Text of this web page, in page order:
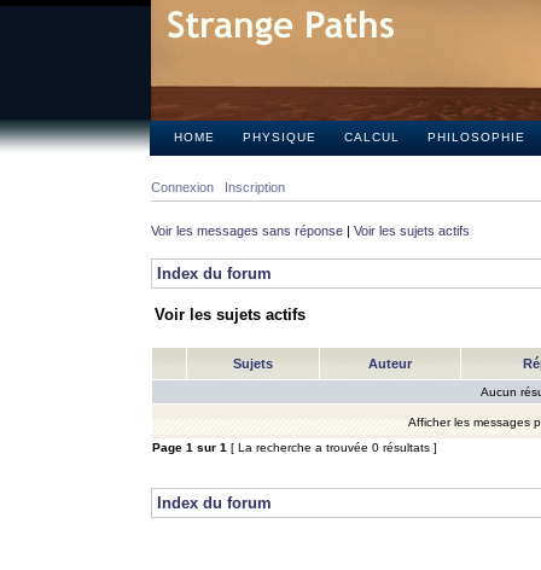
HOME PHYSIQUE CALCUL PHILOSOPHIE
Connexion Inscription
Voir les messages sans réponse | Voir les sujets actifs
Index du forum
Voir les sujets actifs
Sujets Auteur
Aucun
Afficher les messages
Page 1 sur 1 [ La recherche a trouvée 0 résultats ]
Index du forum